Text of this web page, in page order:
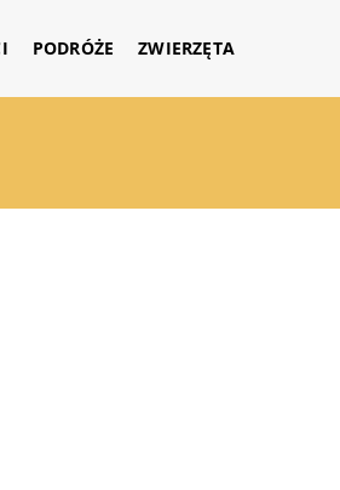
PODRÓŻE ZWIERZĘTA